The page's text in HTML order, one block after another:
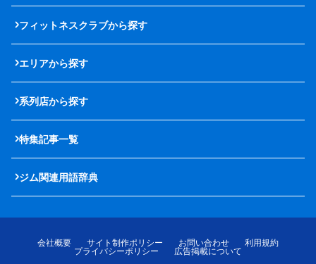
フィットネスクラブから探す
エリアから探す
系列店から探す
特集記事一覧
ジム関連用語辞典
会社概要 サイト制作ポリシー お問い合わせ
利用規約
プライバシーポリシー
広告掲載について